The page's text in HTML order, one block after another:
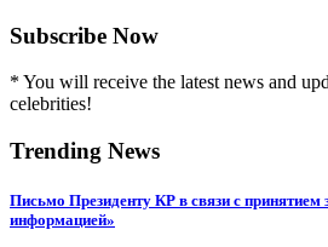
Subscribe Now
* You will receive the latest news and
celebrities!
Trending News
Письмо Президенту КР в связи с
информацией»